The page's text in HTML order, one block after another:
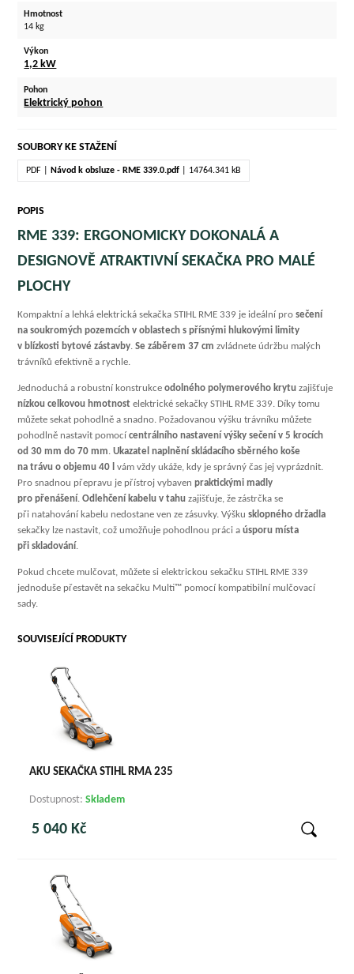
Hmotnost
14 kg
Výkon
1,2 kW
Pohon
Elektrický pohon
SOUBORY KE STAŽENÍ
PDF | Návod k obsluze - RME 339.0.pdf | 14764.341 kB
POPIS
RME 339: ERGONOMICKY DOKONALÁ A
DESIGNOVĚ ATRAKTIVNÍ SEKAČKA PRO MALÉ
PLOCHY
Kompaktní a lehká elektrická sekačka STIHL RME 339 je ideální prosečení
na soukromých pozemcích v oblastech s přísnými hlukovými limity
v blízkosti bytové zástavby.Se záběrem 37 cm zvládnete údržbu malých
trávníků efektivně a rychle.
Jednoduchá a robustní konstrukceodolného polymerového krytu zajišťuje
nízkou celkovou hmotnost elektrické sekačky STIHL RME 339. Díky tomu
můžete sekat pohodlně a snadno. Požadovanou výšku trávníku můžete
pohodlně nastavit pomocícentrálního nastavení výšky sečení v 5 krocích
od 30 mm do 70 mm.Ukazatel naplnění skládacího sběrného koše
na trávu o objemu 40 l
vám vždy ukáže, kdy je správný čas jej vyprázdnit.
Pro snadnou přepravu je přístroj vybavenpraktickými madly
pro přenášení.Odlehčení kabelu v tahu zajišťuje, že zástrčka se
při natahování kabelu nedostane ven ze zásuvky. Výškusklopného držadla
sekačky lze nastavit, což umožňuje pohodlnou práci aúsporu místa
při skladování.
Pokud chcete mulčovat, můžete si elektrickou sekačku STIHL RME 339
jednoduše přestavět na sekačku Multi™ pomocí kompatibilní mulčovací
sady.
SOUVISEJÍCÍ PRODUKTY
AKU SEKAČKA STIHL RMA 235
Dostupnost:Skladem
5 040 Kč